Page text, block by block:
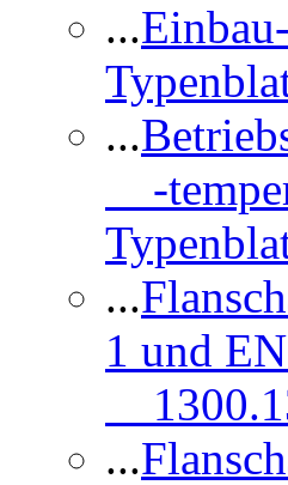
...
...
-
...
1 und
...